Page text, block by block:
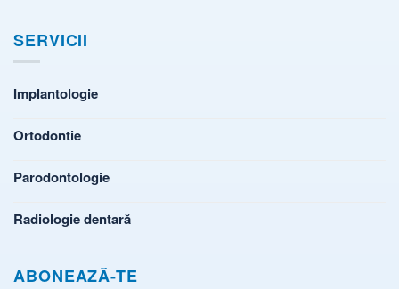
SERVICII
Implantologie
Ortodontie
Parodontologie
Radiologie dentară
ABONEAZĂ-TE